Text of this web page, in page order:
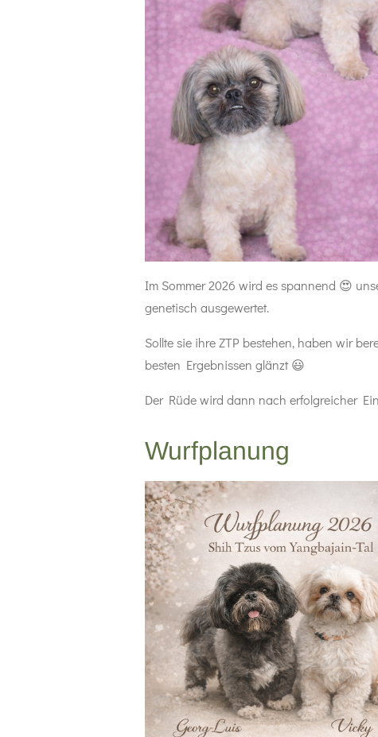
Im Sommer 2026 wird es spannend 😍
genetisch ausgewertet.
Sollte sie ihre ZTP bestehen, haben wir
besten Ergebnissen glänzt 😃
Der Rüde wird dann nach erfolgreicher
Wurfplanung